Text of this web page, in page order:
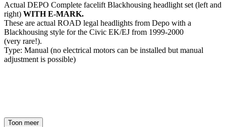
Actual DEPO Complete facelift Blackhousing headlight set (left and
right) WITH E-MARK.
These are actual ROAD legal headlights from Depo with a
Blackhousing style for the Civic EK/EJ from 1999-2000
(very rare!).
Type: Manual (no electrical motors can be installed but manual
adjustment is possible)
Toon meer